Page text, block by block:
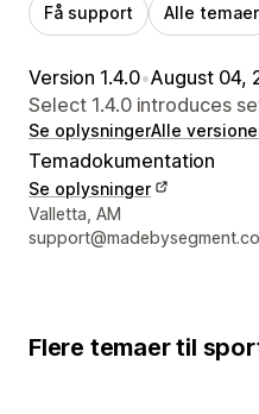
Få support Alle temaer
Version 1.4.0•August 04,
Select 1.4.0 introduces
Se oplysningerAlle
Temadokumentation
Se oplysninger
Se kontaktoplysninger
Valletta, AM
Flere temaer til